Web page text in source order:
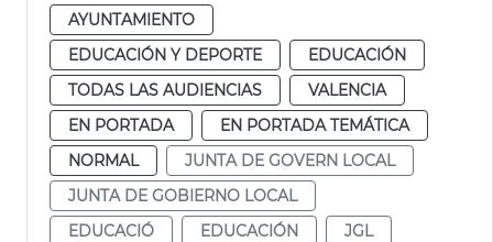
AYUNTAMIENTO
EDUCACIÓN Y DEPORTE
EDUCACIÓN
TODAS LAS AUDIENCIAS
VALENCIA
EN PORTADA
EN PORTADA TEMÁTICA
NORMAL
JUNTA DE GOVERN LOCAL
JUNTA DE GOBIERNO LOCAL
EDUCACIÓ
EDUCACIÓN
JGL